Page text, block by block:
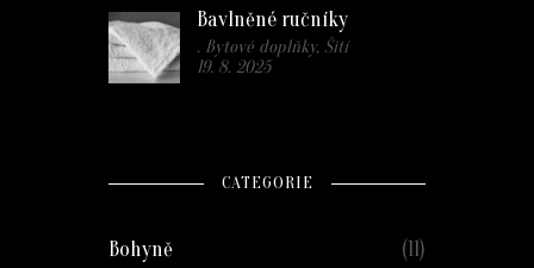
Bavlněné ručníky
. Bytové doplňky, Šití
19. 8. 2025
CATEGORIE
Bohyně (11)